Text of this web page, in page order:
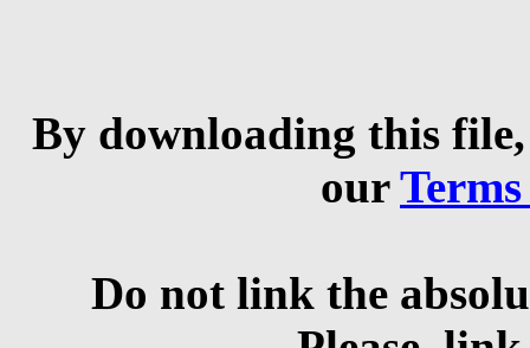
By downloading this
our
Do not link the